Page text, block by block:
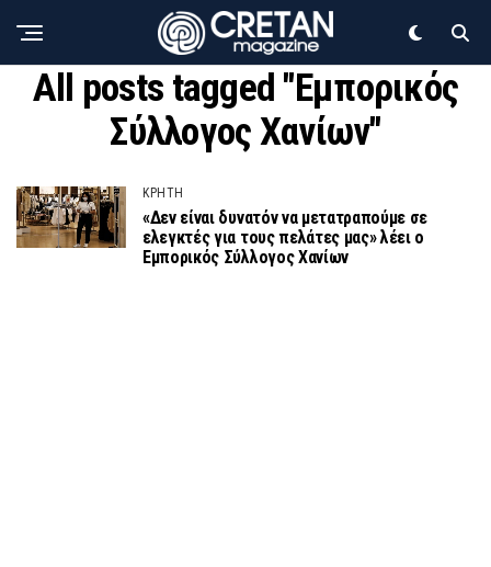
All posts tagged "Εμπορικός
Σύλλογος Χανίων"
ΚΡΗΤΗ
«Δεν είναι δυνατόν να μετατραπούμε σε
ελεγκτές για τους πελάτες μας» λέει ο
Εμπορικός Σύλλογος Χανίων